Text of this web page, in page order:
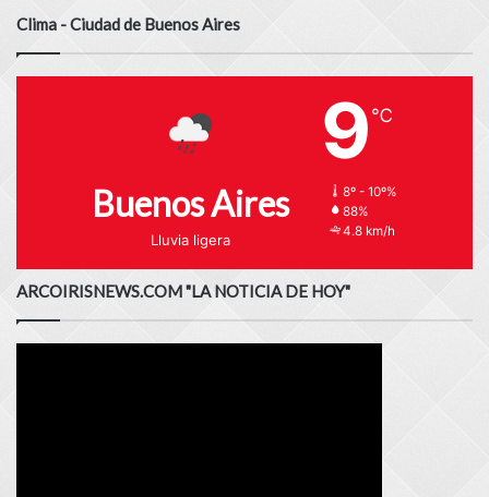
Clima - Ciudad de Buenos Aires
Buenos Aires
Lluvia ligera
9 ℃
8º - 10º%
88%
4.8 km/h
ARCOIRISNEWS.COM "LA NOTICIA DE HOY"